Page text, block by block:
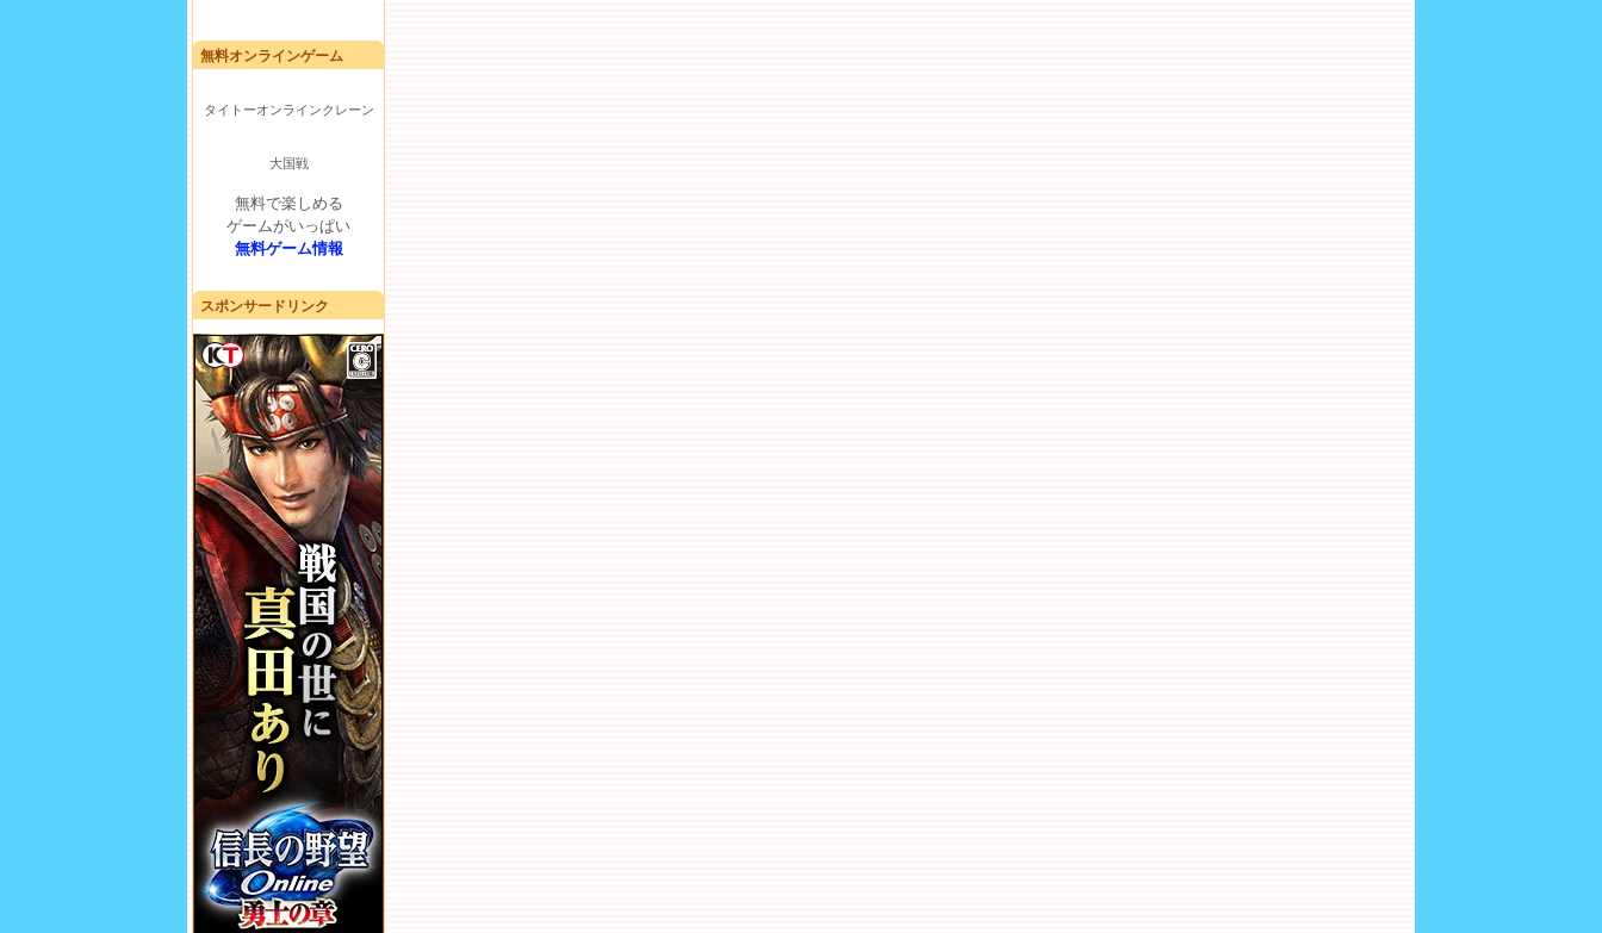
無料オンラインゲーム
タイトーオンラインクレーン
大国戦
無料で楽しめる
ゲームがいっぱい
無料ゲーム情報
スポンサードリンク